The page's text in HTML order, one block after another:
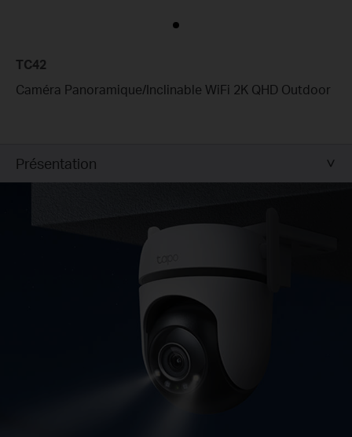
TC42
Caméra Panoramique/Inclinable WiFi 2K QHD Outdoor
Présentation